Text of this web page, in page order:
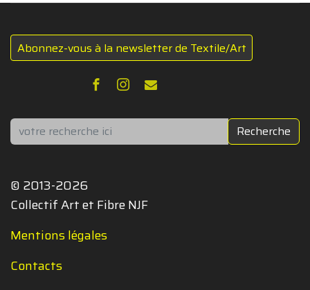
Abonnez-vous à la newsletter de Textile/Art
Rechercher Recherche
© 2013-2026
Collectif Art et Fibre NJF
Mentions légales
Contacts